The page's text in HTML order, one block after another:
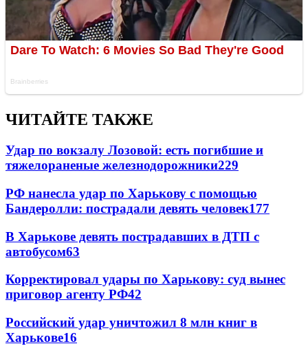
ЧИТАЙТЕ ТАКЖЕ
Удар по вокзалу Лозовой: есть погибшие и
тяжелораненые железнодорожники229
РФ нанесла удар по Харькову с помощью
Бандеролли: пострадали девять человек177
В Харькове девять пострадавших в ДТП с
автобусом63
Корректировал удары по Харькову: суд вынес
приговор агенту РФ42
Российский удар уничтожил 8 млн книг в
Харькове16